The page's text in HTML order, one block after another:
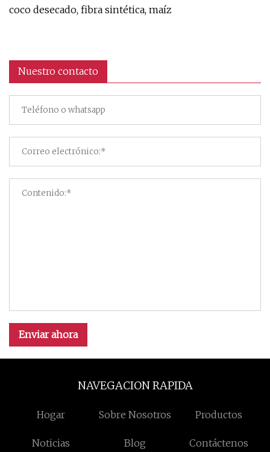
coco desecado, fibra sintética, maíz
Nuestro contacto
Enviar ahora
NAVEGACION RAPIDA
Hogar Sobre Nosotros Productos
Noticias Blog Contáctenos